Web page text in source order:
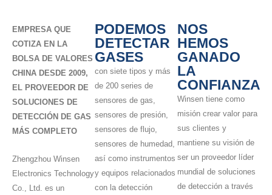
EMPRESA QUE
COTIZA EN LA
BOLSA DE VALORES
CHINA DESDE 2009,
EL PROVEEDOR DE
SOLUCIONES DE
DETECCIÓN DE GAS
MÁS COMPLETO
Zhengzhou Winsen
Electronics Technology
Co., Ltd. es un
PODEMOS
DETECTAR
GASES
con siete tipos y más
de 200 series de
sensores de gas,
sensores de presión,
sensores de flujo,
sensores de humedad,
así como instrumentos
y equipos relacionados
con la detección
NOS
HEMOS
GANADO
LA
CONFIANZA
Winsen tiene como
misión crear valor para
sus clientes y
mantiene su visión de
ser un proveedor líder
mundial de soluciones
de detección a través